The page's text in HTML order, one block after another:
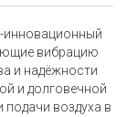
инновационный
вибрацию
и надёжности
и долговечной
воздуха в